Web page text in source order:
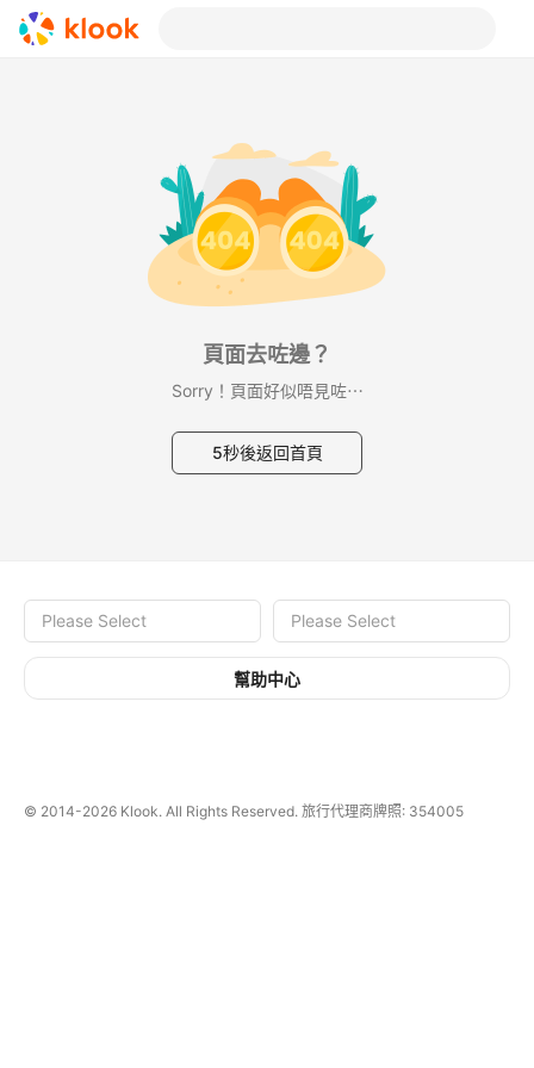
頁面去咗邊？
Sorry！頁面好似唔見咗⋯
5秒後返回首頁
幫助中心
© 2014-2026 Klook. All Rights Reserved. 旅行代理商牌照: 354005